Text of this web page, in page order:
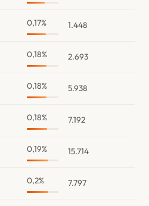
0,17% 1.448
0,18% 2.693
0,18% 5.938
0,18% 7.192
0,19% 15.714
0,2% 7.797